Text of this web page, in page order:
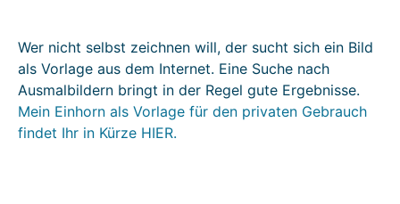
Wer nicht selbst zeichnen will, der sucht sich ein Bild
als Vorlage aus dem Internet. Eine Suche nach
Ausmalbildern bringt in der Regel gute Ergebnisse.
Mein Einhorn als Vorlage für den privaten Gebrauch
findet Ihr in Kürze HIER.